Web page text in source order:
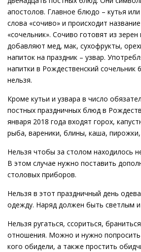
апостолов. Главное блюдо – кутья
слова «сочиво» и происходит
«сочельник». Сочиво готовят из
добавляют мед, мак, сухофрукты,
напиток на праздник – узвар.
напитки в Рождественский сочельник
нельзя.
Кроме кутьи и узвара в число
постных праздничных блюд в
января 2018 года входят горох,
рыба, вареники, блины, каша,
Нельзя чтобы за столом находилось
В этом случае нужно поставить
столовых приборов.
Нельзя в этот праздничный день
одежду. Наряд должен быть светлым
Нельзя ругаться, ссориться,
отношения. Можно и нужно
кого обидели, а также простить